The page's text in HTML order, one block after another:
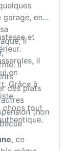
en
il
Il
des plats
(non
et
il
en
Grâce à
chocs tout
, ce